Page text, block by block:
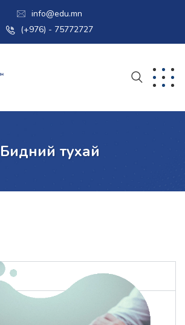
info@edu.mn
(+976) - 75772727
Бидний тухай
хүн бүрд